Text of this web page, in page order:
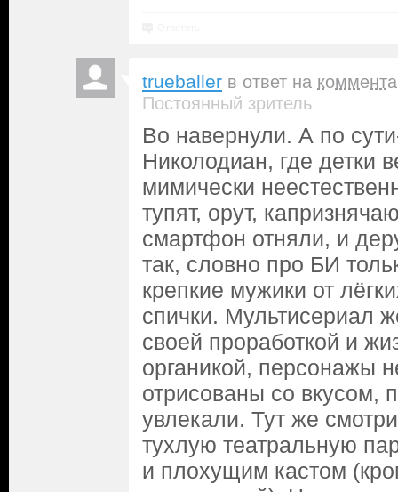
trueballer в ответ на
Постоянный зритель
Во навернули. А по
Николодиан, где детки
мимически
тупят, орут,
смартфон отняли, и
так, словно про БИ
крепкие мужики от
спички. Мультисериал
своей проработкой и
органикой, персонажы
отрисованы со вкусом,
увлекали. Тут же
тухлую театральную
и плохущим кастом